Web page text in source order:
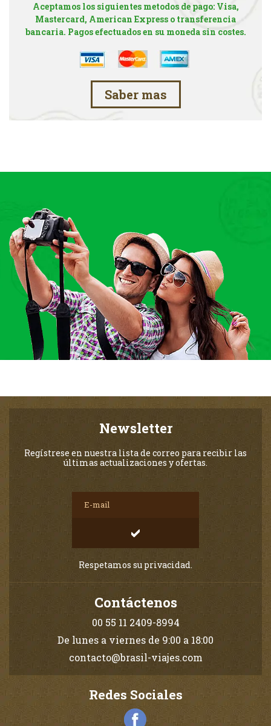
Aceptamos los siguientes metodos de pago: Visa,
Mastercard, American Express o transferencia
bancaria. Pagos efectuados en su moneda sin costes.
Saber mas
Newsletter
Regístrese en nuestra lista de correo para recibir las
últimas actualizaciones y ofertas.
Respetamos su privacidad.
Contáctenos
00 55 11 2409-8994
De lunes a viernes de 9:00 a 18:00
contacto@brasil-viajes.com
Redes Sociales